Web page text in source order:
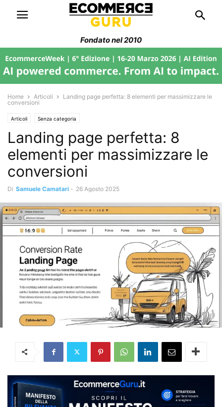
Fondato nel 2010
Home Articoli
Landing page perfetta: 8 elementi per massimizzare le
conversioni
Articoli Senza categoria
Landing page perfetta: 8
elementi per massimizzare le
conversioni
Di Samuele Camatari - 26 Agosto 2025